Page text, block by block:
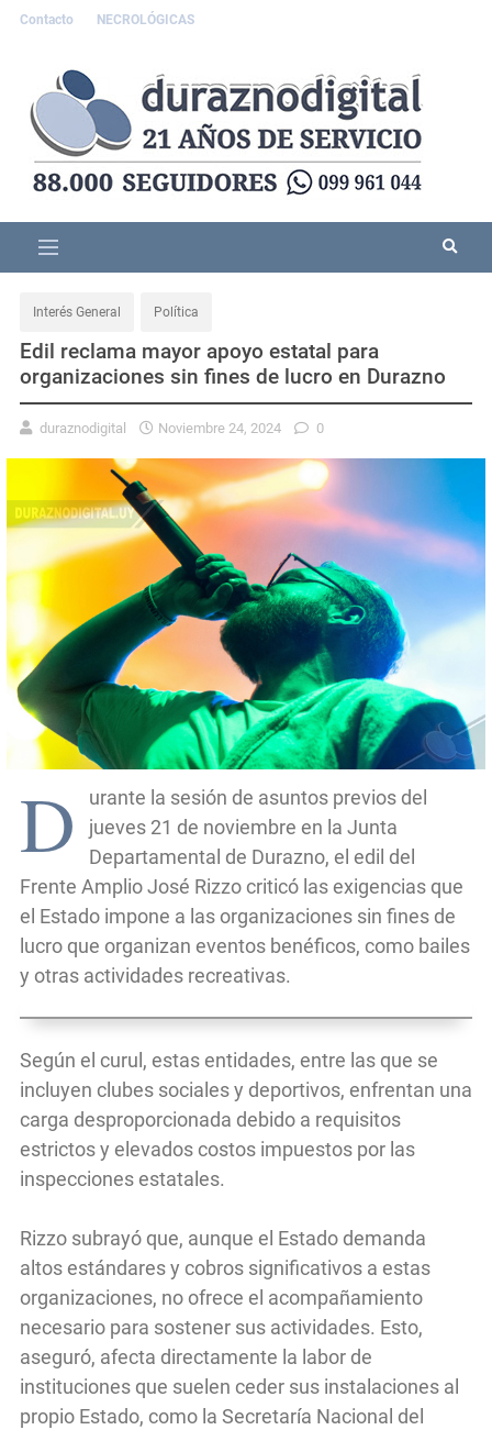
Contacto NECROLÓGICAS
Interés General Política
Edil reclama mayor apoyo estatal para
organizaciones sin fines de lucro en Durazno
duraznodigital Noviembre 24, 2024 0
D
urante la sesión de asuntos previos del
jueves 21 de noviembre en la Junta
Departamental de Durazno, el edil del
Frente Amplio José Rizzo criticó las exigencias que
el Estado impone a las organizaciones sin fines de
lucro que organizan eventos benéficos, como bailes
y otras actividades recreativas.
Según el curul, estas entidades, entre las que se
incluyen clubes sociales y deportivos, enfrentan una
carga desproporcionada debido a requisitos
estrictos y elevados costos impuestos por las
inspecciones estatales.
Rizzo subrayó que, aunque el Estado demanda
altos estándares y cobros significativos a estas
organizaciones, no ofrece el acompañamiento
necesario para sostener sus actividades. Esto,
aseguró, afecta directamente la labor de
instituciones que suelen ceder sus instalaciones al
propio Estado, como la Secretaría Nacional del